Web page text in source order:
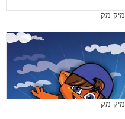
מיק מק
מיק מק